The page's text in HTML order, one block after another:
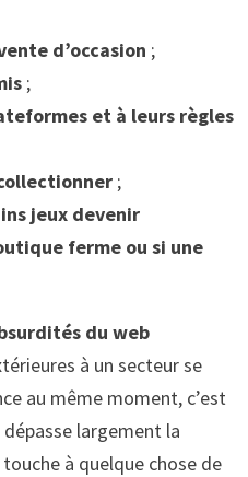
d’occasion ;
;
et à leurs règles
;
jeux devenir
ferme ou si une
du web
à un secteur se
au même moment, c’est
largement la
à quelque chose de